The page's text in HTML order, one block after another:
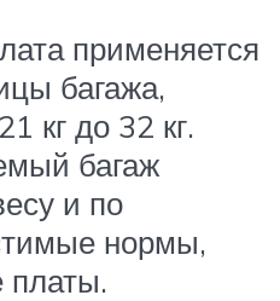
применяется
багажа,
кг до 32 кг.
багаж
и по
нормы,
платы.